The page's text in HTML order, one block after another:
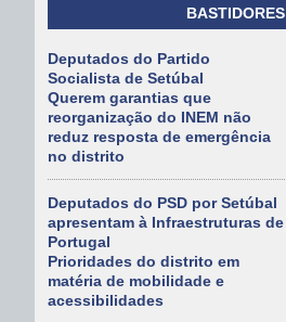
BASTIDORES
Deputados do Partido
Socialista de Setúbal
Querem garantias que
reorganização do INEM não
reduz resposta de emergência
no distrito
Deputados do PSD por Setúbal
apresentam à Infraestruturas de
Portugal
Prioridades do distrito em
matéria de mobilidade e
acessibilidades